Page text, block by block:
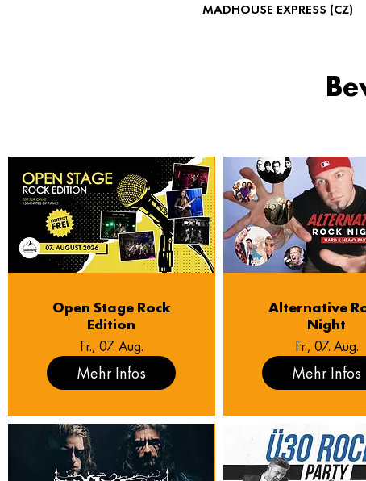
MADHOUSE EXPRESS (CZ)
Open Stage Rock
Edition
Fr., 07. Aug.
Mehr Infos
Alternative
Night
Fr., 07. Aug.
Mehr Infos